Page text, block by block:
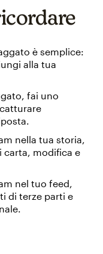
è semplice:
alla tua
fai uno
nella tua storia,
carta, modifica e
nel tuo feed,
di terze parti e